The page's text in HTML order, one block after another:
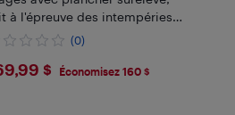
à l'épreuve des intempéries,
d'évasion, plateformes
(0)
$ Économisez 160 $